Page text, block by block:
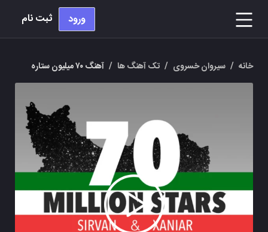
ورود ثبت نام
خانه / سیروان خسروی / تک آهنگ ها / آهنگ ۷۰ میلیون ستاره